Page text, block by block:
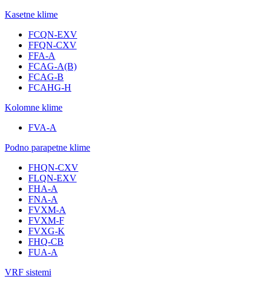
Kasetne klime
FCQN-EXV
FFQN-CXV
FFA-A
FCAG-A(B)
FCAG-B
FCAHG-H
Kolomne klime
FVA-A
Podno parapetne klime
FHQN-CXV
FLQN-EXV
FHA-A
FNA-A
FVXM-A
FVXM-F
FVXG-K
FHQ-CB
FUA-A
VRF sistemi